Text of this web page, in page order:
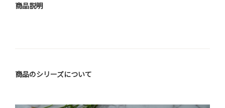
商品説明
商品のシリーズについて